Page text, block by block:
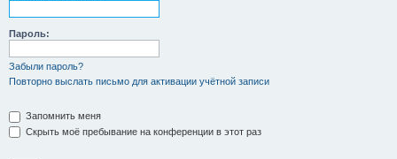
Пароль:
Забыли пароль?
Повторно выслать письмо для активации учётной записи
Запомнить меня
Скрыть моё пребывание на конференции в этот раз